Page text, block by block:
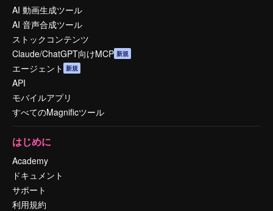
AI 動画生成ツール
AI 音声合成ツール
ストックコンテンツ
Claude/ChatGPT向けMCP 新規
エージェント 新規
API
モバイルアプリ
すべてのMagnificツール
はじめに
Academy
ドキュメント
サポート
利用規約